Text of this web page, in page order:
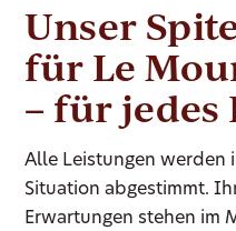
Unser
für Le
– für
Alle Leistungen
Situation abgestimmt.
Erwartungen stehen im